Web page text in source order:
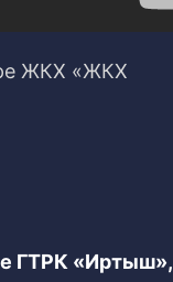
ЖКХ «ЖКХ
ГТРК «Иртыш»,